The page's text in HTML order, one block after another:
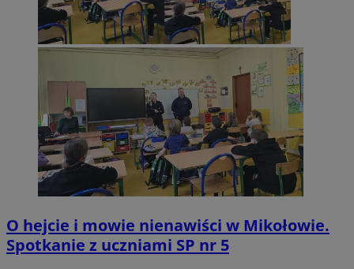
O hejcie i mowie nienawiści w Mikołowie.
Spotkanie z uczniami SP nr 5